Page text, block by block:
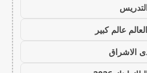
التدريس
عالم كبير
الاشراق